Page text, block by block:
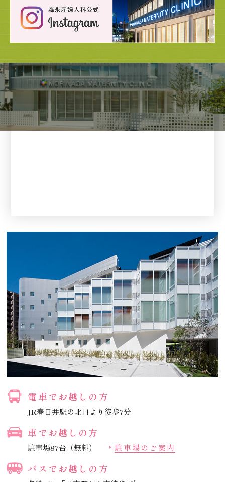
電車でお越しの方
JR春日井駅の北口より徒歩7分
車でお越しの方
駐車場87台（無料） 駐車場のご案内
バスでお越しの方